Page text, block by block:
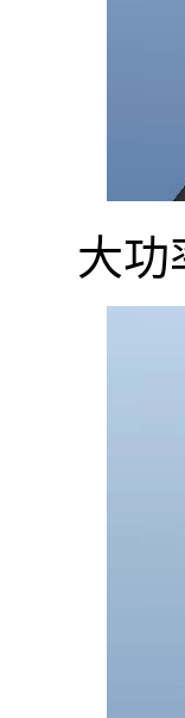
大功